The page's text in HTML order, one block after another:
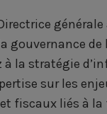
gouvernance de
la stratégie
sur les
fiscaux liés à la